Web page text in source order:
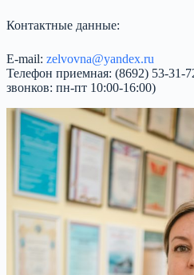
Контактные данные:
E-mail: zelvovna@yandex.ru
Телефон приемная: (8692) 53-31-
звонков: пн-пт 10:00-16:00)